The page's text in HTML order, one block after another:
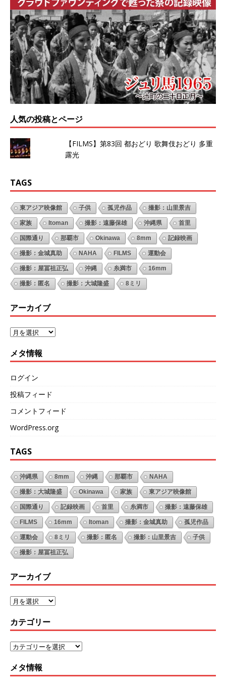
人気の投稿とページ
【FILMS】第83回 都おどり 歌舞伎おどり 多重
露光
TAGS
東アジア映像館 子供 孤児作品 撮影：山里景吉
家族 Itoman 撮影：遠藤保雄 沖縄県 首里
国際通り 那覇市 Okinawa 8mm 記録映画
撮影：金城真助 NAHA FILMS 運動会
撮影：屋冨祖正弘 沖縄 糸満市 16mm
撮影：匿名 撮影：大城隆盛 8ミリ
アーカイブ
メタ情報
ログイン
投稿フィード
コメントフィード
WordPress.org
TAGS
沖縄県 8mm 沖縄 那覇市 NAHA
撮影：大城隆盛 Okinawa 家族 東アジア映像館
国際通り 記録映画 首里 糸満市 撮影：遠藤保雄
FILMS 16mm Itoman 撮影：金城真助 孤児作品
運動会 8ミリ 撮影：匿名 撮影：山里景吉 子供
撮影：屋冨祖正弘
アーカイブ
カテゴリー
メタ情報